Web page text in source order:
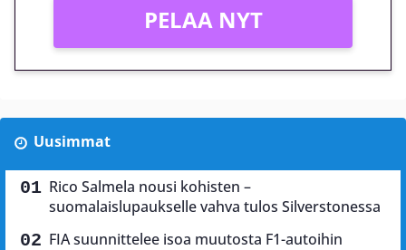
PELAA NYT
Uusimmat
Rico Salmela nousi kohisten –
suomalaislupaukselle vahva tulos Silverstonessa
FIA suunnittelee isoa muutosta F1-autoihin